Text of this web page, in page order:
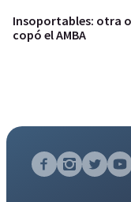
Insoportables: otra
copó el AMBA